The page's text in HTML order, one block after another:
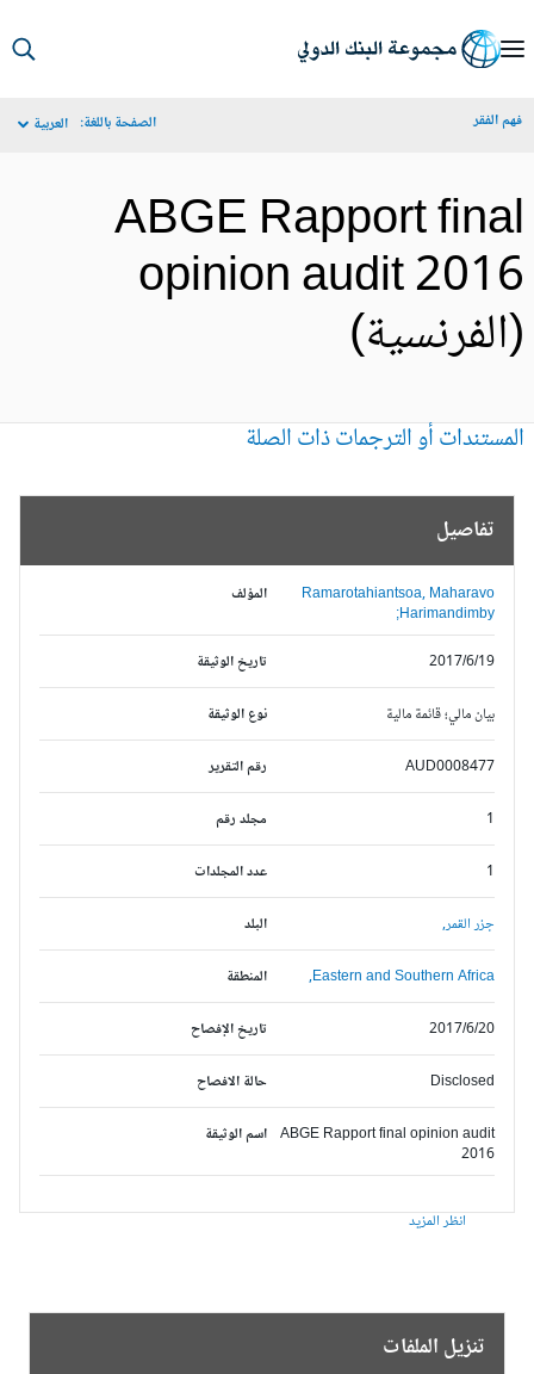
الفقر الصفحة باللغة: العربية
ABGE Rapport
opinion audit
أو الترجمات ذات الصلة
تفاصيل
المؤلف
Ramarotahiantsoa, Maharavo
Harimandimby;
تاريخ الوثيقة
2017/6/19
نوع الوثيقة بيان مالي؛ قائمة مالية
رقم التقرير AUD0008477
مجلد رقم
عدد المجلدات
البلد جزر القمر,
المنطقة Eastern and Southern Africa,
تاريخ الإفصاح 2017/6/20
حالة الافصاح Disclosed
اسم الوثيقة ABGE Rapport final opinion audit
2016
انظر المزيد
تنزيل الملفات